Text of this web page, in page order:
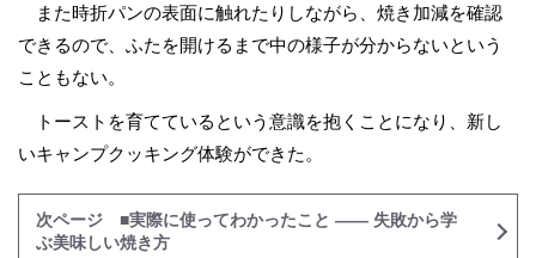
また時折パンの表面に触れたりしながら、焼き加減を確認
できるので、ふたを開けるまで中の様子が分からないという
こともない。
トーストを育てているという意識を抱くことになり、新し
いキャンプクッキング体験ができた。
次ページ ■実際に使ってわかったこと —— 失敗から学
ぶ美味しい焼き方